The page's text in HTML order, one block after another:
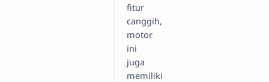
fitur
canggih,
motor
ini
juga
memiliki